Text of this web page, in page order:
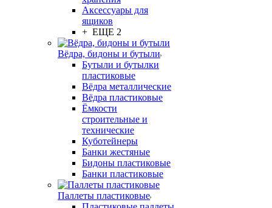
Аксессуары для
ящиков
+ ЕЩЕ 2
Вёдра, бидоны и бутыли
Бутыли и бутылки
пластиковые
Вёдра металлические
Вёдра пластиковые
Ёмкости
строительные и
технические
Куботейнеры
Банки жестяные
Бидоны пластиковые
Банки пластиковые
Паллеты пластиковые